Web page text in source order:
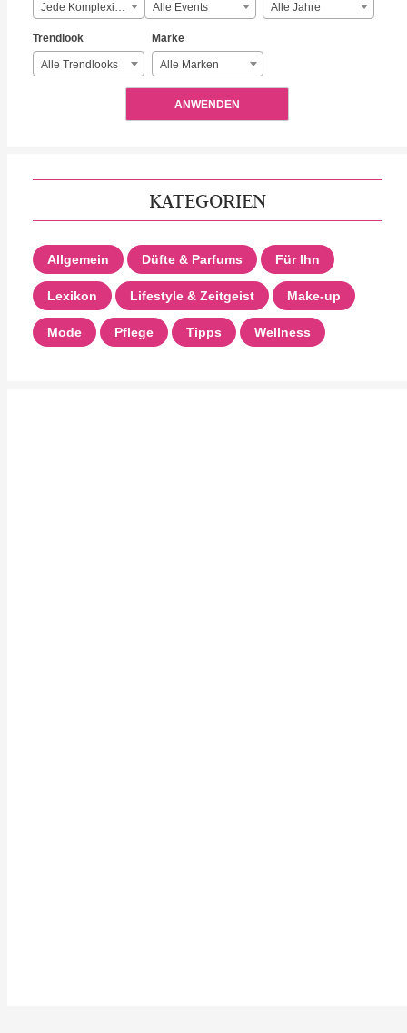
Jede Komplexität Alle Events Alle Jahre
Trendlook
Alle Trendlooks
Marke
Alle Marken
ANWENDEN
KATEGORIEN
Allgemein Düfte & Parfums Für Ihn
Lexikon Lifestyle & Zeitgeist Make-up
Mode Pflege Tipps Wellness